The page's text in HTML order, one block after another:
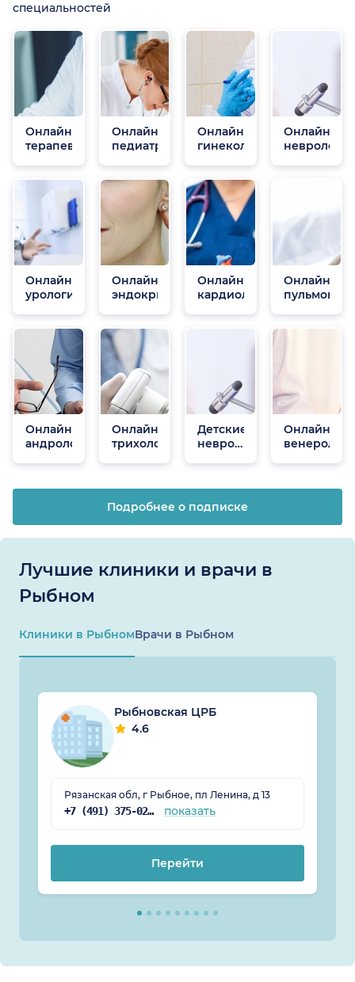
специальностей
Онлайн
терапевты
Онлайн
педиатры
Онлайн
гинекологи
Онлайн
неврологи
Онлайн
урологи
Онлайн
эндокринологи
Онлайн
кардиологи
Онлайн
Онлайн
андрологи
Онлайн
трихологи
Детские
неврологи
Онлайн
венерологи
Подробнее о подписке
Лучшие клиники и врачи в
Рыбном
Клиники в РыбномВрачи в Рыбном
Рыбновская ЦРБ
4.6
Рязанская обл, г Рыбное, пл Ленина, д 13
+7 (491) 375-02-04 показать
Перейти